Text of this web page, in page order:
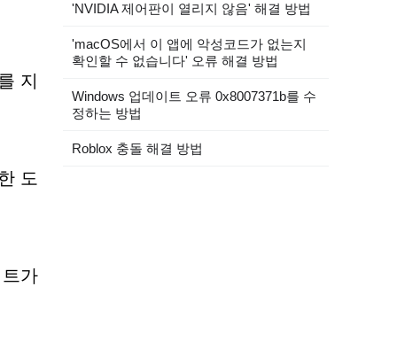
지
도
가
'NVIDIA 제어판이 열리지 않음' 해결 방법
'macOS에서 이 앱에 악성코드가 없는지
확인할 수 없습니다' 오류 해결 방법
Windows 업데이트 오류 0x8007371b를 수
정하는 방법
Roblox 충돌 해결 방법